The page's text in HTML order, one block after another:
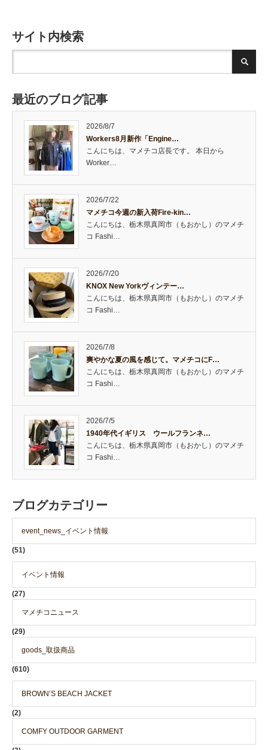
サイト内検索
最近のブログ記事
2026/8/7
Workers8月新作「Engine…
こんにちは、マメチコ店長です。 本日から
Worker…
2026/7/22
マメチコ今週の新入荷Fire-kin…
こんにちは、栃木県真岡市（もおかし）のマメチ
コ Fashi…
2026/7/20
KNOX New Yorkヴィンテー…
こんにちは、栃木県真岡市（もおかし）のマメチ
コ Fashi…
2026/7/8
爽やかな夏の風を感じて。マメチコにF…
こんにちは、栃木県真岡市（もおかし）のマメチ
コ Fashi…
2026/7/5
1940年代イギリス ウールフランネ…
こんにちは、栃木県真岡市（もおかし）のマメチ
コ Fashi…
ブログカテゴリー
event_news_イベント情報
(51)
イベント情報
(27)
マメチコニュース
(29)
goods_取扱商品
(610)
BROWN’S BEACH JACKET
(2)
COMFY OUTDOOR GARMENT